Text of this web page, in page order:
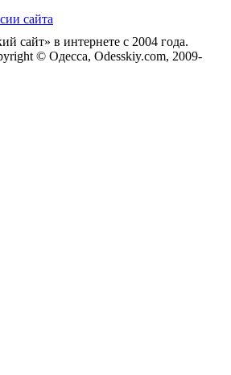
сайта
сайт» в интернете с 2004 года.
© Одесса, Odesskiy.com, 2009-